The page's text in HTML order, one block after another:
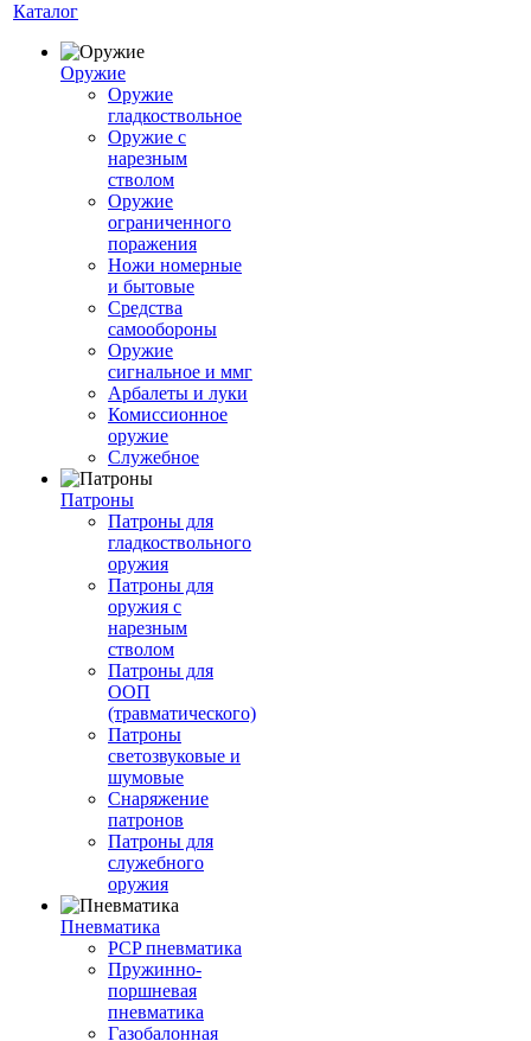
Каталог
Оружие
Оружие
гладкоствольное
Оружие с
нарезным
стволом
Оружие
ограниченного
поражения
Ножи номерные
и бытовые
Средства
самообороны
Оружие
сигнальное и ммг
Арбалеты и луки
Комиссионное
оружие
Служебное
Патроны
Патроны для
гладкоствольного
оружия
Патроны для
оружия с
нарезным
стволом
Патроны для
ООП
(травматического)
Патроны
светозвуковые и
шумовые
Снаряжение
патронов
Патроны для
служебного
оружия
Пневматика
PCP пневматика
Пружинно-
поршневая
пневматика
Газобалонная